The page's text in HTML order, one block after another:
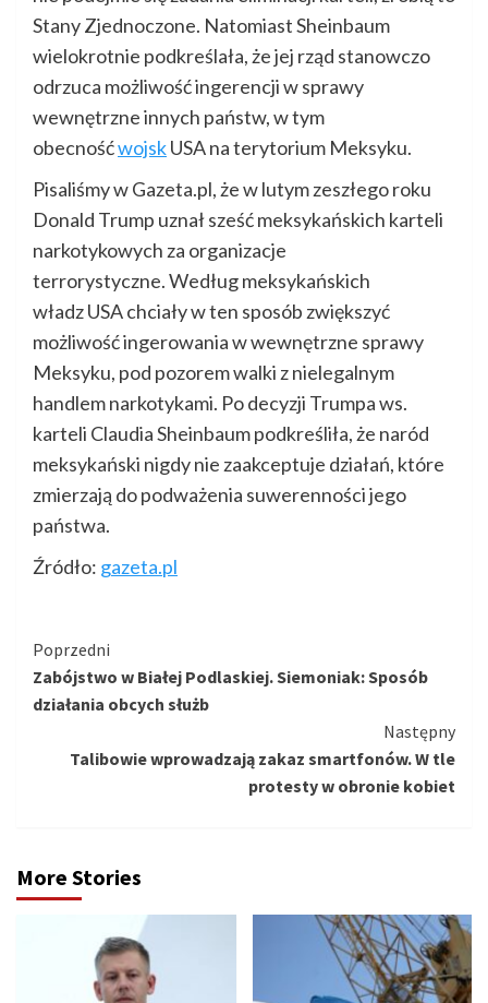
Stany Zjednoczone. Natomiast Sheinbaum
wielokrotnie podkreślała, że jej rząd stanowczo
odrzuca możliwość ingerencji w sprawy
wewnętrzne innych państw, w tym
obecnośćwojskUSA na terytorium Meksyku.
Pisaliśmy w Gazeta.pl, że w lutym zeszłego roku
Donald Trump uznał sześć meksykańskich karteli
narkotykowych za organizacje
terrorystyczne. Według meksykańskich
władz USA chciały w ten sposób zwiększyć
możliwość ingerowania w wewnętrzne sprawy
Meksyku, pod pozorem walki z nielegalnym
handlem narkotykami. Po decyzji Trumpa ws.
karteli Claudia Sheinbaum podkreśliła, że naród
meksykański nigdy nie zaakceptuje działań, które
zmierzają do podważenia suwerenności jego
państwa.
Źródło: gazeta.pl
Kontynuuj
czytanie
Poprzedni
Zabójstwo w Białej Podlaskiej. Siemoniak: Sposób
działania obcych służb
Następny
Talibowie wprowadzają zakaz smartfonów. W tle
protesty w obronie kobiet
More Stories